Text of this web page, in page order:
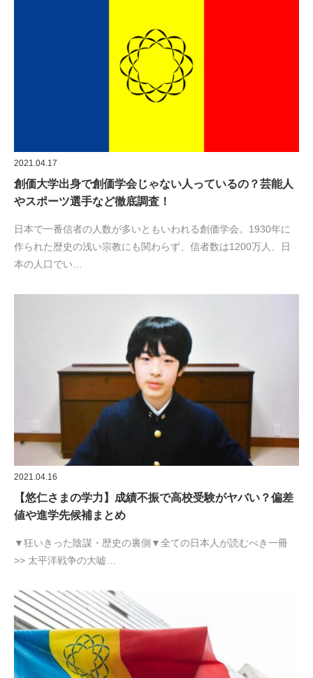
2021.04.17
創価大学出身で創価学会じゃない人っているの？芸能人
やスポーツ選手など徹底調査！
日本で一番信者の人数が多いともいわれる創価学会。1930年に
作られた歴史の浅い宗教にも関わらず、信者数は1200万人、日
本の人口でい…
2021.04.16
【悠仁さまの学力】成績不振で高校受験がヤバい？偏差
値や進学先候補まとめ
▼狂いきった陰謀・歴史の裏側▼全ての日本人が読むべき一冊
>> 太平洋戦争の大嘘…